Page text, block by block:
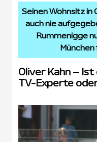
Seinen Wohnsitz in
auch nie
Rummenigge
Oliver Kahn –
TV-Experte